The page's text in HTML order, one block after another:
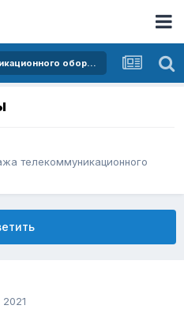
Покупка и продажа телекоммуникационного оборудования
телекоммуникационного